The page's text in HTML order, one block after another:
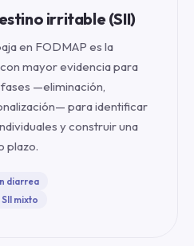
irritable (SII)
en FODMAP es la
mayor evidencia para
—eliminación,
para identificar
y construir una
plazo.
diarrea
SII mixto